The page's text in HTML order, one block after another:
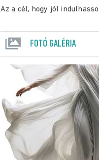
Az a cél, hogy jól
FOTÓ GALÉRIA